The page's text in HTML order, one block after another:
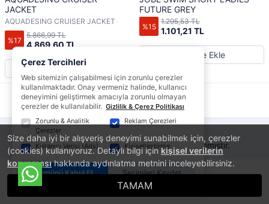
Size daha iyi bir alışveriş deneyimi sunabilmek için, çerezler
(cookies) kullanıyoruz. Detaylı bilgi içinkişisel verilerin
korunmasıhakkında aydınlatma metnini inceleyebilirsiniz.
TAMAM
JACKET
AQUADESING CRUISER JACKET
%17 4.869,60 TL
5.866,99 TL
Sepete Ekle
FUTURE GREY
%15 1.101,21 TL
1.295,53 TL
Sepete Ekle
1
PlatinMarket®E-Ticaret Sistemiİle Hazırlanmıştır.
Çerez Tercihleri
Web sitemizin çalışabilmesi için zorunlu çerezler
kullanılmaktadır. Onay vermeniz halinde, kullanıcı
deneyimini geliştirmek amacıyla zorunlu olmayan
çerezler de kullanılabilir. Gizlilik & Çerez Politikası
Zorunlu & Analitik
Çerezler
Reklam Çerezleri
Kullanıcı Verisi (Ads) Kişiselleştirme
Tümünü Kabul Et Seçimleri Kaydet